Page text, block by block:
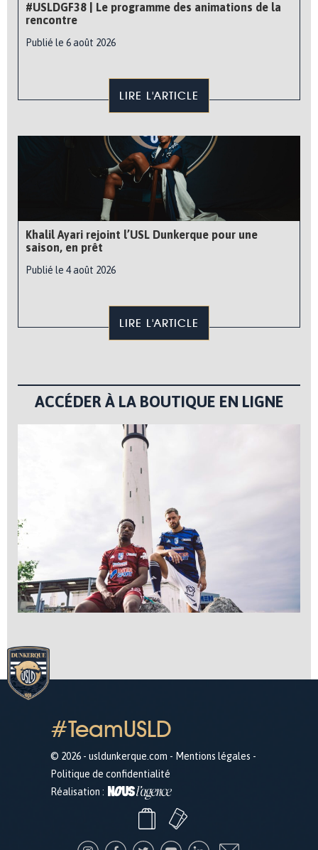
#USLDGF38 | Le programme des animations de la
rencontre
Publié le 6 août 2026
LIRE L'ARTICLE
Khalil Ayari rejoint l’USL Dunkerque pour une
saison, en prêt
Publié le 4 août 2026
LIRE L'ARTICLE
ACCÉDER À LA BOUTIQUE EN LIGNE
#TeamUSLD
© 2026 - usldunkerque.com - Mentions légales -
Politique de confidentialité
Réalisation :